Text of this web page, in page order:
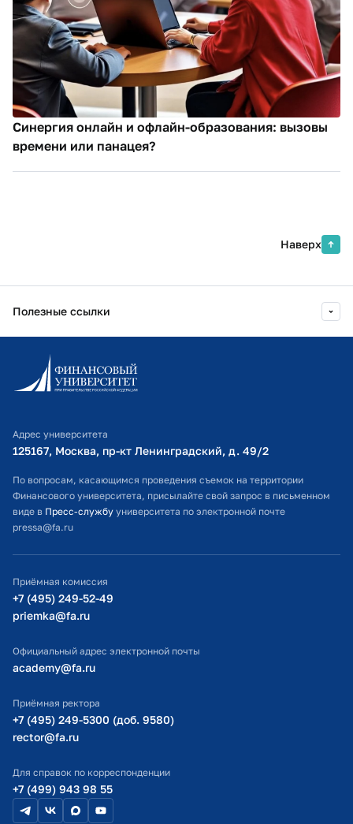
Синергия онлайн и офлайн-образования: вызовы
времени или панацея?
Наверх
Полезные ссылки
Информационно-образовательный портал
Личный кабинет поступающего
Оплата обучения
Расписание занятий
Студенческий офис
Официальный адрес электронной почты
Министерство просвещения РФ
Министерство науки и высшего образования РФ
Адрес университета
125167, Москва, пр-кт Ленинградский, д. 49/2​
По вопросам, касающимся проведения съемок на территории
Финансового университета, присылайте свой запрос в письменном
виде в Пресс-службу университета по электронной почте
pressa@fa.ru
Приёмная комиссия
+7 (495) 249-52-49
priemka@fa.ru
Официальный адрес электронной почты
academy@fa.ru
Приёмная ректора
+7 (495) 249-5300 (доб. 9580)
rector@fa.ru
Для справок по корреспонденции
+7 (499) 943 98 55